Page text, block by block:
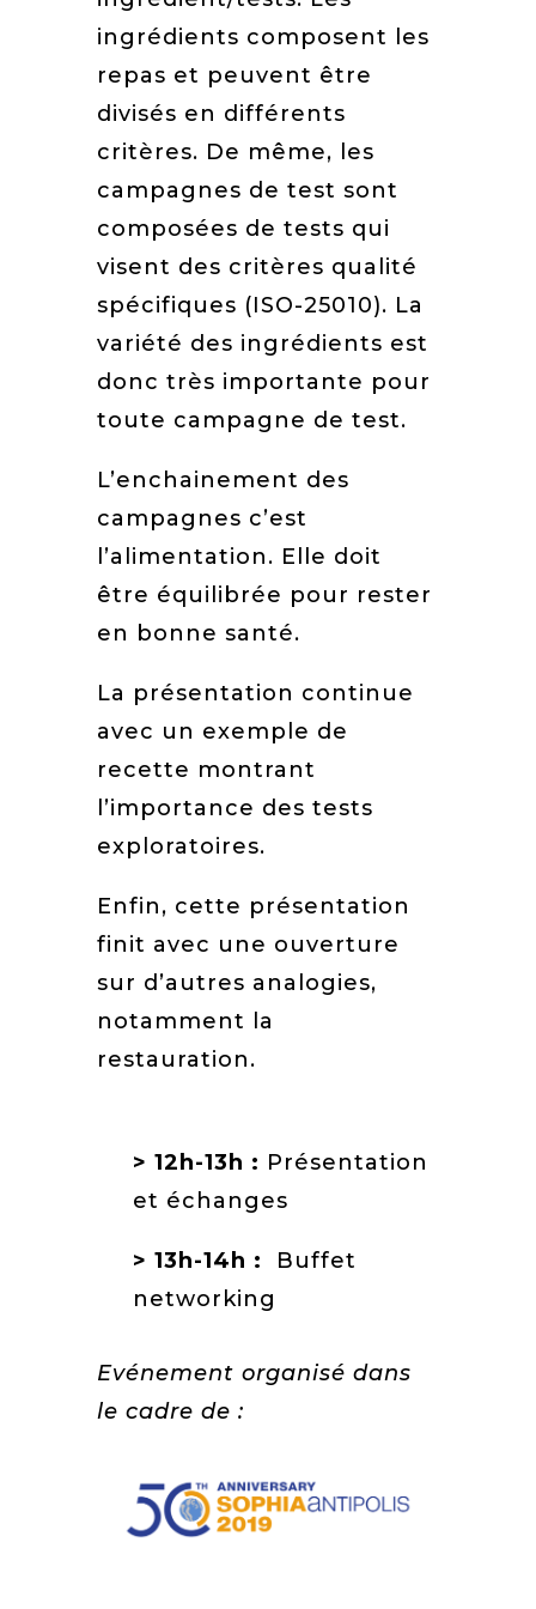
ingrédients composent les
repas et peuvent être
divisés en différents
critères. De même, les
campagnes de test sont
composées de tests qui
visent des critères qualité
spécifiques (ISO-25010). La
variété des ingrédients est
donc très importante pour
toute campagne de test.
L’enchainement des
campagnes c’est
l’alimentation. Elle doit
être équilibrée pour rester
en bonne santé.
La présentation continue
avec un exemple de
recette montrant
l’importance des tests
exploratoires.
Enfin, cette présentation
finit avec une ouverture
sur d’autres analogies,
notamment la
restauration.
> 12h-13h : Présentation
et échanges
> 13h-14h :
Buffet
networking
Evénement organisé dans
le cadre de :